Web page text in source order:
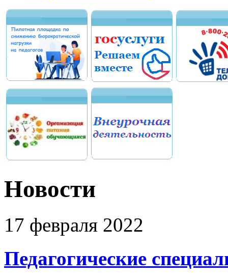
Новости
17 февраля 2022
Педагогические